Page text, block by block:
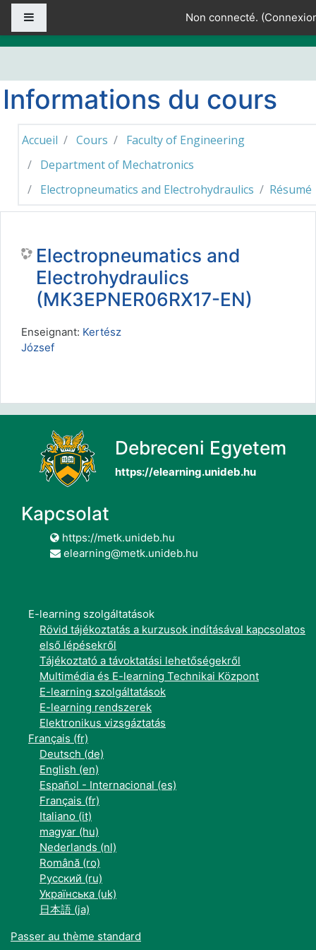
Passer au contenu principal
Non connecté. (
Informations du cours
Accueil Cours
Faculty of Engineering
Department of Mechatronics
Electropneumatics and Electrohydraulics
Résumé
Electropneumatics and
Electrohydraulics
(MK3EPNER06RX17-EN)
Enseignant: Kertész
József
Debreceni Egyetem
https://elearning.unideb.hu
Kapcsolat
https://metk.unideb.hu
elearning@metk.unideb.hu
E-learning szolgáltatások
Rövid tájékoztatás a kurzusok indításával kapcsolatos
első lépésekről
Tájékoztató a távoktatási lehetőségekről
Multimédia és E-learning Technikai Központ
E-learning szolgáltatások
E-learning rendszerek
Elektronikus vizsgáztatás
Français ‎(fr)‎
Deutsch ‎(de)‎
English ‎(en)‎
Español - Internacional ‎(es)‎
Français ‎(fr)‎
Italiano ‎(it)‎
magyar ‎(hu)‎
Nederlands ‎(nl)‎
Română ‎(ro)‎
Русский ‎(ru)‎
Українська ‎(uk)‎
日本語 ‎(ja)‎
Passer au thème standard